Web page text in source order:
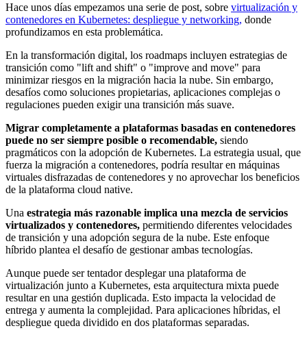
Hace unos días empezamos una serie de post, sobre virtualización y
contenedores en Kubernetes: despliegue y networking, donde
profundizamos en esta problemática.
En la transformación digital, los roadmaps incluyen estrategias de
transición como "lift and shift" o "improve and move" para
minimizar riesgos en la migración hacia la nube. Sin embargo,
desafíos como soluciones propietarias, aplicaciones complejas o
regulaciones pueden exigir una transición más suave.
Migrar completamente a plataformas basadas en contenedores
puede no ser siempre posible o recomendable, siendo
pragmáticos con la adopción de Kubernetes. La estrategia usual, que
fuerza la migración a contenedores, podría resultar en máquinas
virtuales disfrazadas de contenedores y no aprovechar los beneficios
de la plataforma cloud native.
Una estrategia más razonable implica una mezcla de servicios
virtualizados y contenedores, permitiendo diferentes velocidades
de transición y una adopción segura de la nube. Este enfoque
híbrido plantea el desafío de gestionar ambas tecnologías.
Aunque puede ser tentador desplegar una plataforma de
virtualización junto a Kubernetes, esta arquitectura mixta puede
resultar en una gestión duplicada. Esto impacta la velocidad de
entrega y aumenta la complejidad. Para aplicaciones híbridas, el
despliegue queda dividido en dos plataformas separadas.